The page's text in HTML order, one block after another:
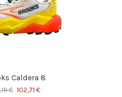
Caldera 8
€ 102,71 €